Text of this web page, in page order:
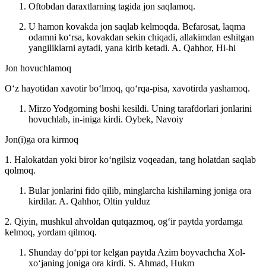
Oftobdan daraxtlarning tagida jon saqlamoq.
U hamon kovakda jon saqlab kelmoqda. Befarosat, laqma
odamni koʻrsa, kovakdan sekin chiqadi, allakimdan eshitgan
yangiliklarni aytadi, yana kirib ketadi. A. Qahhor, Hi-hi
Jon hovuchlamoq
Oʻz hayotidan xavotir boʻlmoq, qoʻrqa-pisa, xavotirda yashamoq.
Mirzo Yodgorning boshi kesildi. Uning tarafdorlari jonlarini
hovuchlab, in-iniga kirdi. Oybek, Navoiy
Jon(i)ga ora kirmoq
1. Halokatdan yoki biror koʻngilsiz voqeadan, tang holatdan saqlab
qolmoq.
Bular jonlarini fido qilib, minglarcha kishilarning joniga ora
kirdilar. A. Qahhor, Oltin yulduz
2. Qiyin, mushkul ahvoldan qutqazmoq, ogʻir paytda yordamga
kelmoq, yordam qilmoq.
Shunday doʻppi tor kelgan paytda Azim boyvachcha Xol-
xoʻjaning joniga ora kirdi. S. Ahmad, Hukm